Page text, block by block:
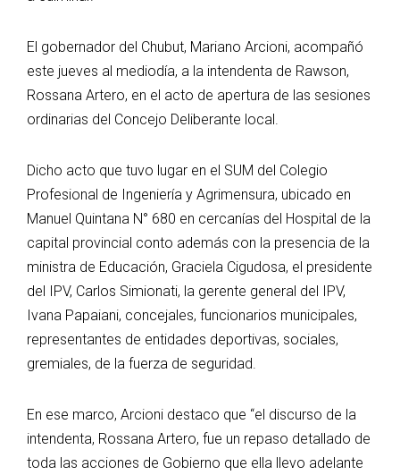
El gobernador del Chubut, Mariano Arcioni, acompañó
este jueves al mediodía, a la intendenta de Rawson,
Rossana Artero, en el acto de apertura de las sesiones
ordinarias del Concejo Deliberante local.
Dicho acto que tuvo lugar en el SUM del Colegio
Profesional de Ingeniería y Agrimensura, ubicado en
Manuel Quintana N° 680 en cercanías del Hospital de la
capital provincial conto además con la presencia de la
ministra de Educación, Graciela Cigudosa, el presidente
del IPV, Carlos Simionati, la gerente general del IPV,
Ivana Papaiani, concejales, funcionarios municipales,
representantes de entidades deportivas, sociales,
gremiales, de la fuerza de seguridad.
En ese marco, Arcioni destaco que “el discurso de la
intendenta, Rossana Artero, fue un repaso detallado de
toda las acciones de Gobierno que ella llevo adelante